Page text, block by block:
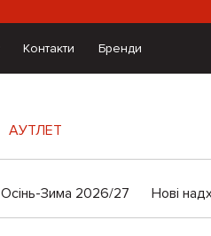
Контакти Бренди
Осінь-Зима 2026/27 Нові
АУТЛЕТ